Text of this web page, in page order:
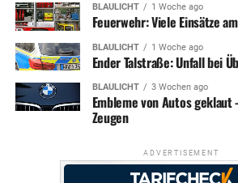
BLAULICHT 1 Woche ago
Feuerwehr: Viele Einsätze
BLAULICHT 1 Woche ago
Ender Talstraße: Unfall bei
BLAULICHT 3 Wochen ago
Embleme von Autos
Zeugen
ADVERTISEMENT